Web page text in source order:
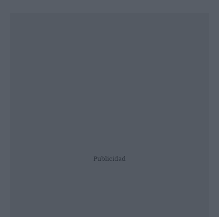
Publicidad